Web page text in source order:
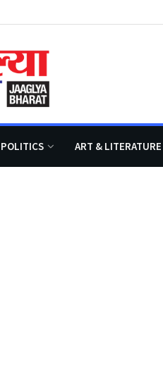
POLITICS ART & LITERATURE